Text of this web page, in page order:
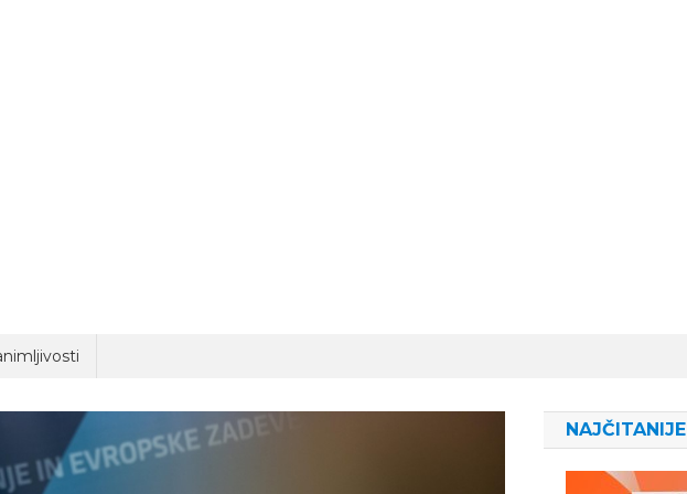
NAJČITANIJE